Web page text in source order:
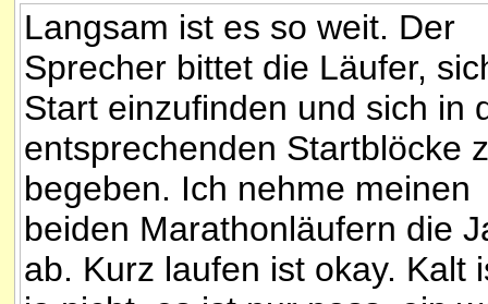
Langsam ist es so weit. Der
Sprecher bittet die Läufer,
Start einzufinden und sich in
entsprechenden Startblöcke
begeben. Ich nehme meinen
beiden Marathonläufern die
ab. Kurz laufen ist okay. Kalt